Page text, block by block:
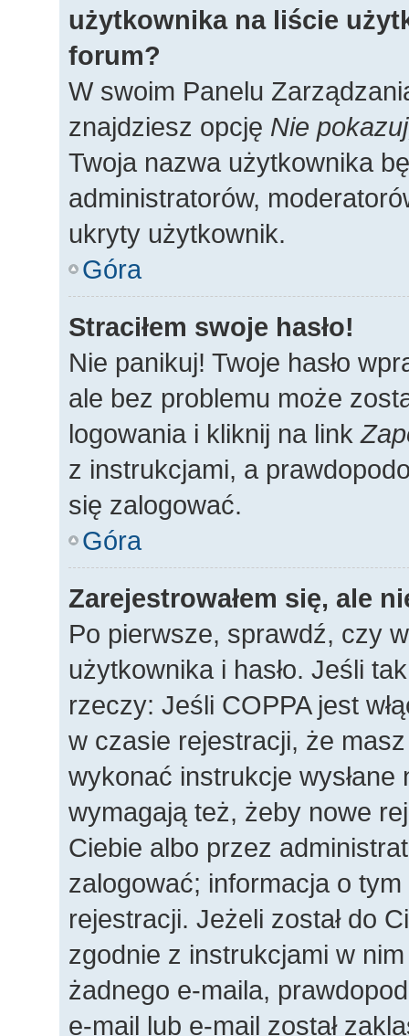
użytkownika na liście
forum?
W swoim Panelu
znajdziesz opcję Nie
Twoja nazwa użytkownika
administratorów,
ukryty użytkownik.
Góra
Straciłem swoje hasło!
Nie panikuj! Twoje hasło
ale bez problemu może
logowania i kliknij na link
z instrukcjami, a
się zalogować.
Góra
Zarejestrowałem się, ale
Po pierwsze, sprawdź, czy
użytkownika i hasło. Jeśli
rzeczy: Jeśli COPPA jest
w czasie rejestracji, że
wykonać instrukcje
wymagają też, żeby nowe
Ciebie albo przez
zalogować; informacja o
rejestracji. Jeżeli został do
zgodnie z instrukcjami w
żadnego e-maila,
e-mail lub e-mail został